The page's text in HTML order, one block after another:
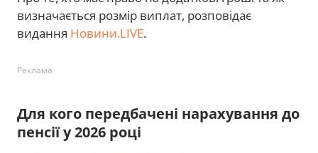
визначається розмір виплат, розповідає
видання Новини.LIVE.
Реклама
Для кого передбачені нарахування до
пенсії у 2026 році